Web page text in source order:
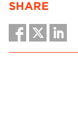
SHARE